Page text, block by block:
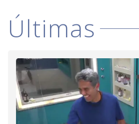
Últimas